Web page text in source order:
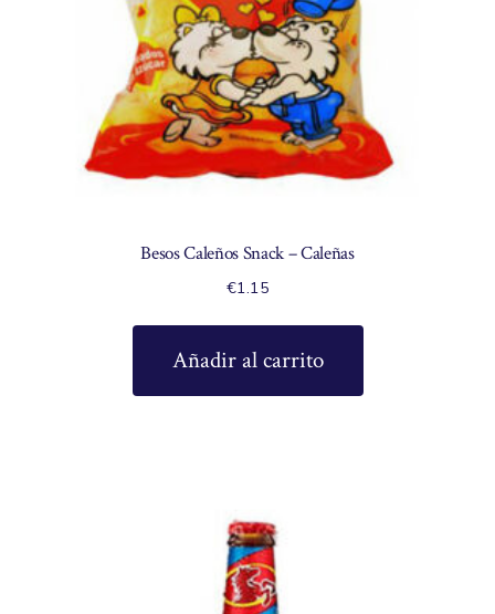
Besos Caleños Snack – Caleñas
€1.15
Añadir al carrito